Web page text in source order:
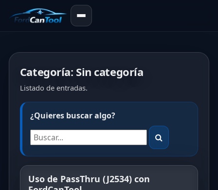
Categoría: Sin categoría
Listado de entradas.
¿Quieres buscar algo?
Uso de PassThru (J2534) con